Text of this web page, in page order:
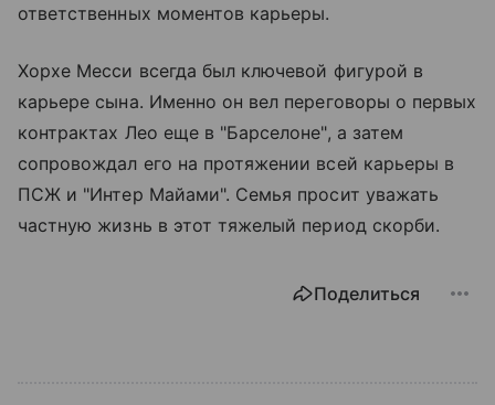
ответственных моментов карьеры.
Хорхе Месси всегда был ключевой фигурой в
карьере сына. Именно он вел переговоры о первых
контрактах Лео еще в "Барселоне", а затем
сопровождал его на протяжении всей карьеры в
ПСЖ и "Интер Майами". Семья просит уважать
частную жизнь в этот тяжелый период скорби.
Поделиться